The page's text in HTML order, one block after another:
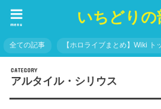
いちどりの
menu
全ての記事 【ホロライブまとめ】Wiki ト
アルタイル・シリウス